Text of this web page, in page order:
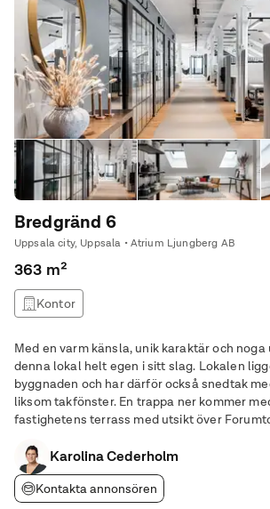
Bredgränd 6
Uppsala city, Uppsala • Atrium Ljungberg AB
363 m²
Kontor
Med en varm känsla, unik karaktär och
denna lokal helt egen i sitt slag. Lokalen
byggnaden och har därför också snedtak
liksom takfönster. En trappa ner kommer
fastighetens terrass med utsikt över
svart spröjs, betongmålade väggar
Karolina Cederholm
Kontakta annonsören